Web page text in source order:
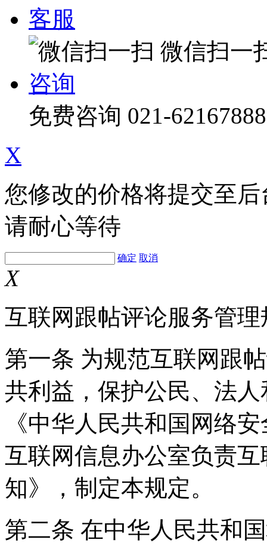
客服
微信扫一
咨询
免费咨询 021-62167888
X
您修改的价格将提交至
请耐心等待
确定 取消
X
互联网跟帖评论服务管理
第一条 为规范互联网跟
共利益，保护公民、法
《中华人民共和国网络
互联网信息办公室负责
知》，制定本规定。
第二条 在中华人民共和